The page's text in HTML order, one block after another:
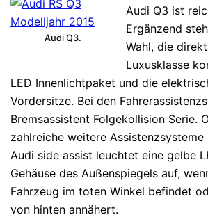
Audi Q3.
Audi Q3 ist
Ergänzend
Wahl, die
Luxusklasse
LED Innenlichtpaket und die
Vordersitze. Bei den
Bremsassistent Folgekollision Serie.
zahlreiche weitere Assistenzsysteme
Audi side assist leuchtet eine gelbe
Gehäuse des Außenspiegels auf,
Fahrzeug im toten Winkel befindet
von hinten annähert.